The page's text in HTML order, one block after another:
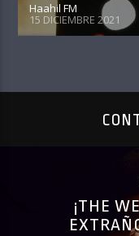
Haahil FM
15 DICIEMBRE 2021
¡THE